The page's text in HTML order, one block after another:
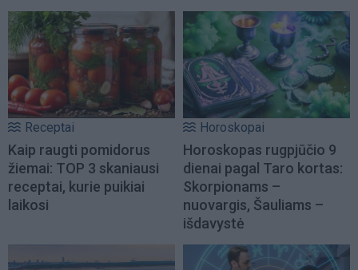
Receptai
Kaip raugti pomidorus
žiemai: TOP 3 skaniausi
receptai, kurie puikiai
laikosi
Horoskopai
Horoskopas rugpjūčio 9
dienai pagal Taro kortas:
Skorpionams –
nuovargis, Šauliams –
išdavystė